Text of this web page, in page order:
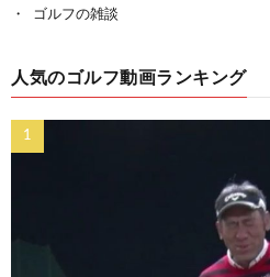
ゴルフの雑談
人気のゴルフ動画ランキング